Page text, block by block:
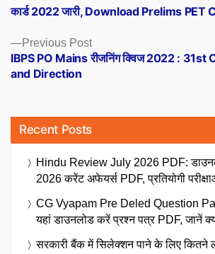
Previous PostPrevious
post:
IBPS PO Mains रीजनिंग क्विज 2022 :
and Direction
कार्ड 2022 जारी, Download Prelims PET
Recent Posts
Hindu Review July 2026 PDF:
2026 करेंट अफेयर्स PDF, प्रतियोगी
CG Vyapam Pre Deled Question
यहां डाउनलोड करें प्रश्न पत्र PDF, जानें
सरकारी बैंक में सिलेक्शन पाने के लिए कितने